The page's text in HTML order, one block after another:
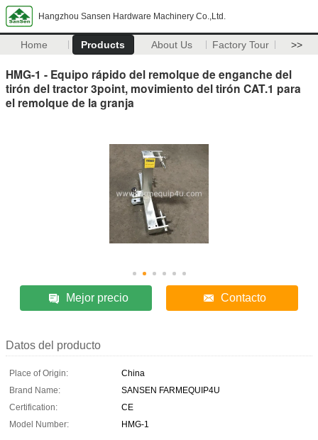
Hangzhou Sansen Hardware Machinery Co.,Ltd.
Home Products About Us Factory Tour >>
HMG-1 - Equipo rápido del remolque de enganche del
tirón del tractor 3point, movimiento del tirón CAT.1 para
el remolque de la granja
Mejor precio Contacto
Datos del producto
Place of Origin:
China
Brand Name:
SANSEN FARMEQUIP4U
Certification:
CE
Model Number:
HMG-1